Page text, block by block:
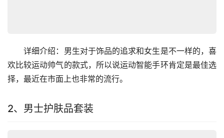
详细介绍：男生对于饰品的追求和女生是不一样的，喜
欢比较运动帅气的款式，所以说运动智能手环肯定是最佳选
择，最近在市面上也非常的流行。
2、男士护肤品套装